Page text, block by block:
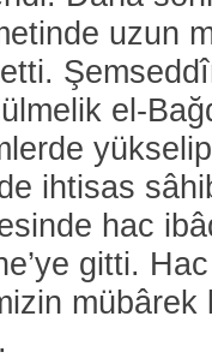
uzun
el-
ihtisas
hac
gitti.
mübârek